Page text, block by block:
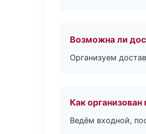
Возможна ли
Организуем
Как организован
Ведём входной,